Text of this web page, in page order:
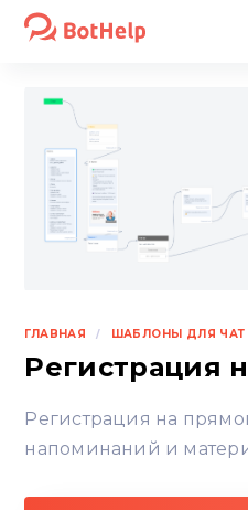
ГЛАВНАЯ / ШАБЛОНЫ ДЛЯ ЧАТ
Регистрация
Регистрация на
напоминаний и